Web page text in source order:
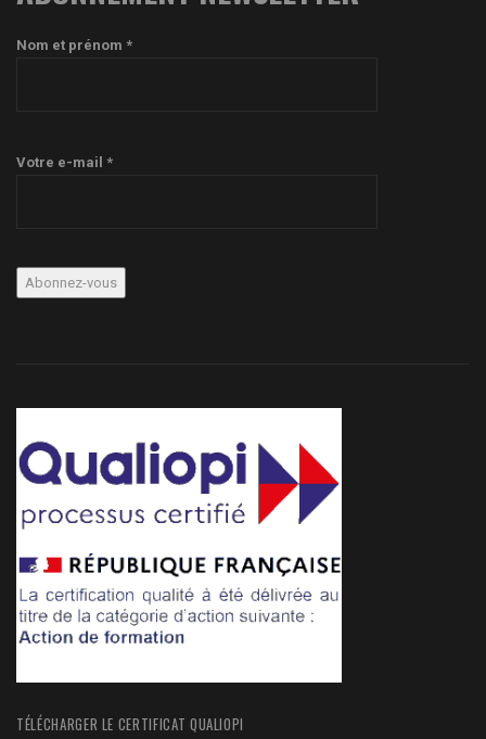
Nom et prénom *
Votre e-mail *
TÉLÉCHARGER LE CERTIFICAT QUALIOPI